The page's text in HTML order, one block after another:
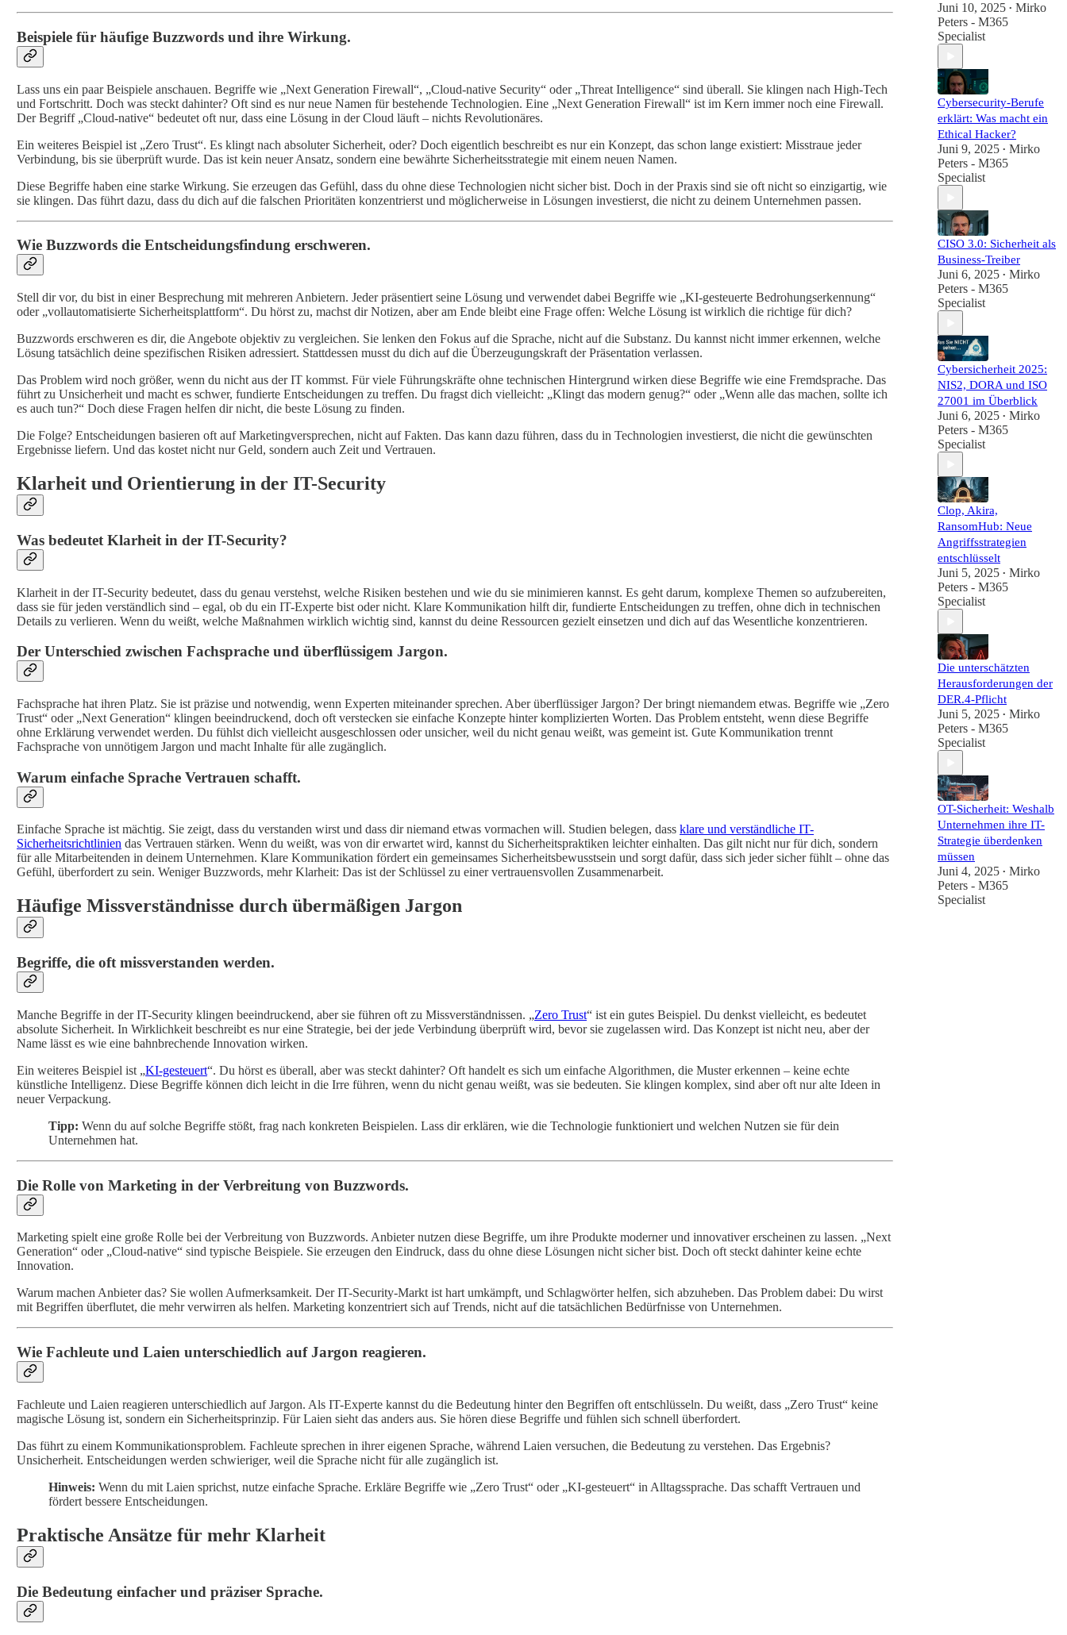
Beispiele für häufige Buzzwords und ihre Wirkung.
Lass uns ein paar Beispiele anschauen. Begriffe wie „Next Generation Firewall“, „Cloud-native Security“ oder „Threat Intelligence“ sind überall. Sie klingen nach High-Tech
und Fortschritt. Doch was steckt dahinter? Oft sind es nur neue Namen für bestehende Technologien. Eine „Next Generation Firewall“ ist im Kern immer noch eine Firewall.
Der Begriff „Cloud-native“ bedeutet oft nur, dass eine Lösung in der Cloud läuft – nichts Revolutionäres.
Ein weiteres Beispiel ist „Zero Trust“. Es klingt nach absoluter Sicherheit, oder? Doch eigentlich beschreibt es nur ein Konzept, das schon lange existiert: Misstraue jeder
Verbindung, bis sie überprüft wurde. Das ist kein neuer Ansatz, sondern eine bewährte Sicherheitsstrategie mit einem neuen Namen.
Diese Begriffe haben eine starke Wirkung. Sie erzeugen das Gefühl, dass du ohne diese Technologien nicht sicher bist. Doch in der Praxis sind sie oft nicht so einzigartig, wie
sie klingen. Das führt dazu, dass du dich auf die falschen Prioritäten konzentrierst und möglicherweise in Lösungen investierst, die nicht zu deinem Unternehmen passen.
Wie Buzzwords die Entscheidungsfindung erschweren.
Stell dir vor, du bist in einer Besprechung mit mehreren Anbietern. Jeder präsentiert seine Lösung und verwendet dabei Begriffe wie „KI-gesteuerte Bedrohungserkennung“
oder „vollautomatisierte Sicherheitsplattform“. Du hörst zu, machst dir Notizen, aber am Ende bleibt eine Frage offen: Welche Lösung ist wirklich die richtige für dich?
Buzzwords erschweren es dir, die Angebote objektiv zu vergleichen. Sie lenken den Fokus auf die Sprache, nicht auf die Substanz. Du kannst nicht immer erkennen, welche
Lösung tatsächlich deine spezifischen Risiken adressiert. Stattdessen musst du dich auf die Überzeugungskraft der Präsentation verlassen.
Das Problem wird noch größer, wenn du nicht aus der IT kommst. Für viele Führungskräfte ohne technischen Hintergrund wirken diese Begriffe wie eine Fremdsprache. Das
führt zu Unsicherheit und macht es schwer, fundierte Entscheidungen zu treffen. Du fragst dich vielleicht: „Klingt das modern genug?“ oder „Wenn alle das machen, sollte ich
es auch tun?“ Doch diese Fragen helfen dir nicht, die beste Lösung zu finden.
Die Folge? Entscheidungen basieren oft auf Marketingversprechen, nicht auf Fakten. Das kann dazu führen, dass du in Technologien investierst, die nicht die gewünschten
Ergebnisse liefern. Und das kostet nicht nur Geld, sondern auch Zeit und Vertrauen.
Klarheit und Orientierung in der IT-Security
Was bedeutet Klarheit in der IT-Security?
Klarheit in der IT-Security bedeutet, dass du genau verstehst, welche Risiken bestehen und wie du sie minimieren kannst. Es geht darum, komplexe Themen so aufzubereiten,
dass sie für jeden verständlich sind – egal, ob du ein IT-Experte bist oder nicht. Klare Kommunikation hilft dir, fundierte Entscheidungen zu treffen, ohne dich in technischen
Details zu verlieren. Wenn du weißt, welche Maßnahmen wirklich wichtig sind, kannst du deine Ressourcen gezielt einsetzen und dich auf das Wesentliche konzentrieren.
Der Unterschied zwischen Fachsprache und überflüssigem Jargon.
Fachsprache hat ihren Platz. Sie ist präzise und notwendig, wenn Experten miteinander sprechen. Aber überflüssiger Jargon? Der bringt niemandem etwas. Begriffe wie „Zero
Trust“ oder „Next Generation“ klingen beeindruckend, doch oft verstecken sie einfache Konzepte hinter komplizierten Worten. Das Problem entsteht, wenn diese Begriffe
ohne Erklärung verwendet werden. Du fühlst dich vielleicht ausgeschlossen oder unsicher, weil du nicht genau weißt, was gemeint ist. Gute Kommunikation trennt
Fachsprache von unnötigem Jargon und macht Inhalte für alle zugänglich.
Warum einfache Sprache Vertrauen schafft.
Einfache Sprache ist mächtig. Sie zeigt, dass du verstanden wirst und dass dir niemand etwas vormachen will. Studien belegen, dass klare und verständliche IT-
Sicherheitsrichtlinien das Vertrauen stärken. Wenn du weißt, was von dir erwartet wird, kannst du Sicherheitspraktiken leichter einhalten. Das gilt nicht nur für dich, sondern
für alle Mitarbeitenden in deinem Unternehmen. Klare Kommunikation fördert ein gemeinsames Sicherheitsbewusstsein und sorgt dafür, dass sich jeder sicher fühlt – ohne das
Gefühl, überfordert zu sein. Weniger Buzzwords, mehr Klarheit: Das ist der Schlüssel zu einer vertrauensvollen Zusammenarbeit.
Häufige Missverständnisse durch übermäßigen Jargon
Begriffe, die oft missverstanden werden.
Manche Begriffe in der IT-Security klingen beeindruckend, aber sie führen oft zu Missverständnissen. „Zero Trust“ ist ein gutes Beispiel. Du denkst vielleicht, es bedeutet
absolute Sicherheit. In Wirklichkeit beschreibt es nur eine Strategie, bei der jede Verbindung überprüft wird, bevor sie zugelassen wird. Das Konzept ist nicht neu, aber der
Name lässt es wie eine bahnbrechende Innovation wirken.
Ein weiteres Beispiel ist „KI-gesteuert“. Du hörst es überall, aber was steckt dahinter? Oft handelt es sich um einfache Algorithmen, die Muster erkennen – keine echte
künstliche Intelligenz. Diese Begriffe können dich leicht in die Irre führen, wenn du nicht genau weißt, was sie bedeuten. Sie klingen komplex, sind aber oft nur alte Ideen in
neuer Verpackung.
Tipp: Wenn du auf solche Begriffe stößt, frag nach konkreten Beispielen. Lass dir erklären, wie die Technologie funktioniert und welchen Nutzen sie für dein
Unternehmen hat.
Die Rolle von Marketing in der Verbreitung von Buzzwords.
Marketing spielt eine große Rolle bei der Verbreitung von Buzzwords. Anbieter nutzen diese Begriffe, um ihre Produkte moderner und innovativer erscheinen zu lassen. „Next
Generation“ oder „Cloud-native“ sind typische Beispiele. Sie erzeugen den Eindruck, dass du ohne diese Lösungen nicht sicher bist. Doch oft steckt dahinter keine echte
Innovation.
Warum machen Anbieter das? Sie wollen Aufmerksamkeit. Der IT-Security-Markt ist hart umkämpft, und Schlagwörter helfen, sich abzuheben. Das Problem dabei: Du wirst
mit Begriffen überflutet, die mehr verwirren als helfen. Marketing konzentriert sich auf Trends, nicht auf die tatsächlichen Bedürfnisse von Unternehmen.
Wie Fachleute und Laien unterschiedlich auf Jargon reagieren.
Fachleute und Laien reagieren unterschiedlich auf Jargon. Als IT-Experte kannst du die Bedeutung hinter den Begriffen oft entschlüsseln. Du weißt, dass „Zero Trust“ keine
magische Lösung ist, sondern ein Sicherheitsprinzip. Für Laien sieht das anders aus. Sie hören diese Begriffe und fühlen sich schnell überfordert.
Das führt zu einem Kommunikationsproblem. Fachleute sprechen in ihrer eigenen Sprache, während Laien versuchen, die Bedeutung zu verstehen. Das Ergebnis?
Unsicherheit. Entscheidungen werden schwieriger, weil die Sprache nicht für alle zugänglich ist.
Hinweis: Wenn du mit Laien sprichst, nutze einfache Sprache. Erkläre Begriffe wie „Zero Trust“ oder „KI-gesteuert“ in Alltagssprache. Das schafft Vertrauen und
fördert bessere Entscheidungen.
Praktische Ansätze für mehr Klarheit
Die Bedeutung einfacher und präziser Sprache.
Juni 10, 2025 • Mirko
Peters - M365
Specialist
Cybersecurity-Berufe
erklärt: Was macht ein
Ethical Hacker?
Juni 9, 2025 • Mirko
Peters - M365
Specialist
CISO 3.0: Sicherheit als
Business-Treiber
Juni 6, 2025 • Mirko
Peters - M365
Specialist
Cybersicherheit 2025:
NIS2, DORA und ISO
27001 im Überblick
Juni 6, 2025 • Mirko
Peters - M365
Specialist
Clop, Akira,
RansomHub: Neue
Angriffsstrategien
entschlüsselt
Juni 5, 2025 • Mirko
Peters - M365
Specialist
Die unterschätzten
Herausforderungen der
DER.4-Pflicht
Juni 5, 2025 • Mirko
Peters - M365
Specialist
OT-Sicherheit: Weshalb
Unternehmen ihre IT-
Strategie überdenken
müssen
Juni 4, 2025 • Mirko
Peters - M365
Specialist